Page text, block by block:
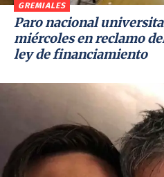
GREMIALES
Paro nacional
miércoles en reclamo
ley de financiamiento